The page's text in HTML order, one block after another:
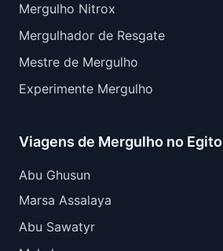
Mergulho Nitrox
Mergulhador de Resgate
Mestre de Mergulho
Experimente Mergulho
Viagens de Mergulho no Egito
Abu Ghusun
Marsa Assalaya
Abu Sawatyr